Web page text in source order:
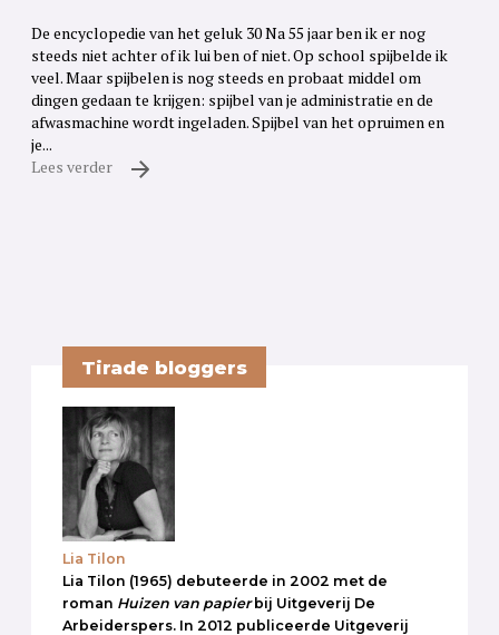
De encyclopedie van het geluk 30 Na 55 jaar ben ik er nog
steeds niet achter of ik lui ben of niet. Op school spijbelde ik
veel. Maar spijbelen is nog steeds en probaat middel om
dingen gedaan te krijgen: spijbel van je administratie en de
afwasmachine wordt ingeladen. Spijbel van het opruimen en
je...
Lees verder
Tirade bloggers
Lia Tilon
Lia Tilon (1965) debuteerde in 2002 met de
roman Huizen van papierbij Uitgeverij De
Arbeiderspers. In 2012 publiceerde Uitgeverij